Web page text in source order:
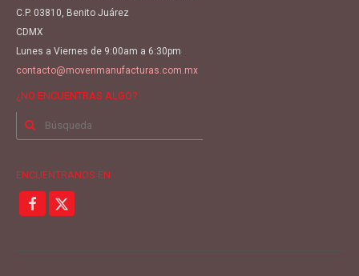
C.P. 03810, Benito Juárez
CDMX
Lunes a Viernes de 9:00am a 6:30pm
contacto@movenmanufacturas.com.mx
¿NO ENCUENTRAS ALGO?
Buscar
ENCUÉNTRANOS EN